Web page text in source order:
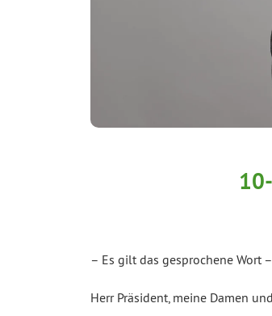
– Es gilt das gesprochene Wort –
Herr Präsident, meine Damen